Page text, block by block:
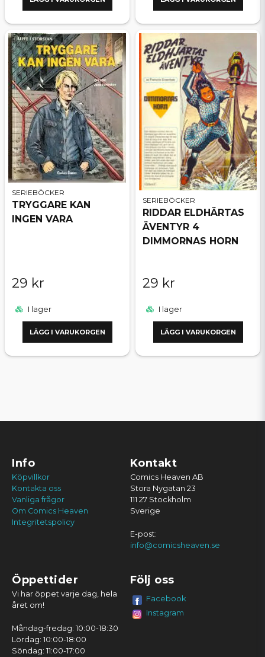
SERIEBÖCKER
TRYGGARE KAN
INGEN VARA
29 kr
I lager
LÄGG I VARUKORGEN
SERIEBÖCKER
RIDDAR ELDHÄRTAS
ÄVENTYR 4
DIMMORNAS HORN
29 kr
I lager
LÄGG I VARUKORGEN
Info
Köpvillkor
Kontakta oss
Vanliga frågor
Om Comics Heaven
Integritetspolicy
Kontakt
Comics Heaven AB
Stora Nygatan 23
111 27 Stockholm
Sverige
E-post:
info@comicsheaven.se
Öppettider
Vi har öppet varje dag, hela
året om!
Måndag-fredag: 10:00-18:30
Lördag: 10:00-18:00
Söndag: 11:00-17:00
Följ oss
Facebook
Instagram